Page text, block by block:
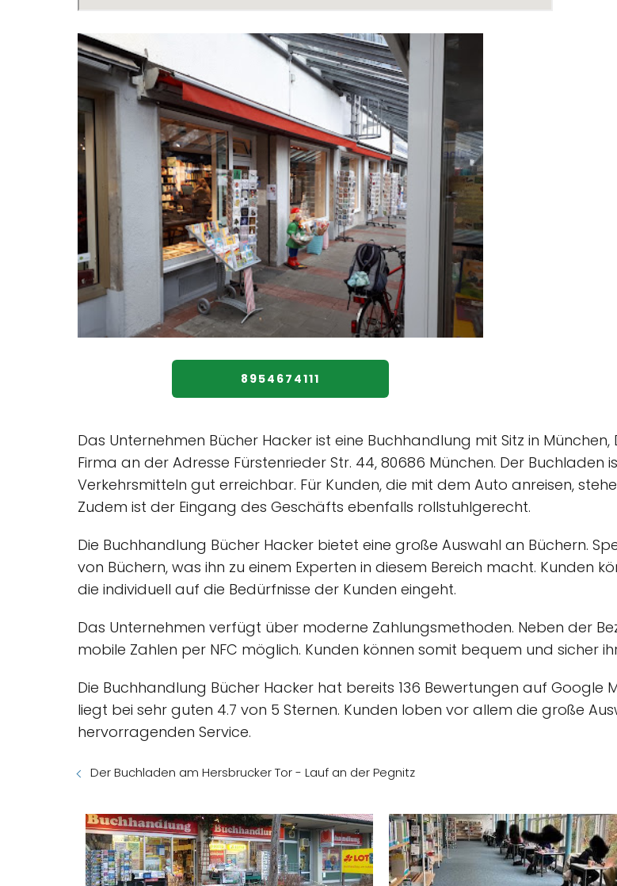
8954674111
Das Unternehmen Bücher Hacker ist eine Buchhandlung mit Sitz in
Firma an der Adresse Fürstenrieder Str. 44, 80686 München. Der
Verkehrsmitteln gut erreichbar. Für Kunden, die mit dem Auto anreisen,
Zudem ist der Eingang des Geschäfts ebenfalls rollstuhlgerecht.
Die Buchhandlung Bücher Hacker bietet eine große Auswahl an Büchern.
von Büchern, was ihn zu einem Experten in diesem Bereich macht. Kunden
die individuell auf die Bedürfnisse der Kunden eingeht.
Das Unternehmen verfügt über moderne Zahlungsmethoden. Neben der
mobile Zahlen per NFC möglich. Kunden können somit bequem und sicher
Die Buchhandlung Bücher Hacker hat bereits 136 Bewertungen auf Google
liegt bei sehr guten 4.7 von 5 Sternen. Kunden loben vor allem die große
hervorragenden Service.
Der Buchladen am Hersbrucker Tor - Lauf an der Pegnitz